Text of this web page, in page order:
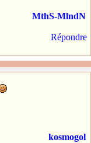
MthS-MlndN
Répondre
kosmogol